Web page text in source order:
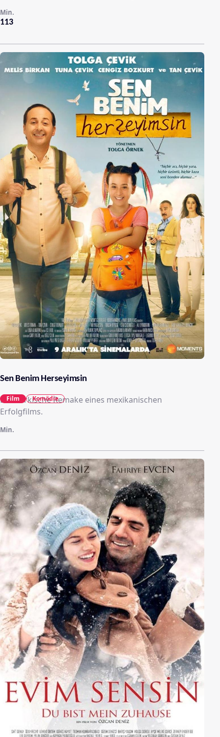
113
Min.
Sen Benim Herseyimsin
Das türkische Remake eines mexikanischen
Erfolgfilms.
Min.
Film Komödie